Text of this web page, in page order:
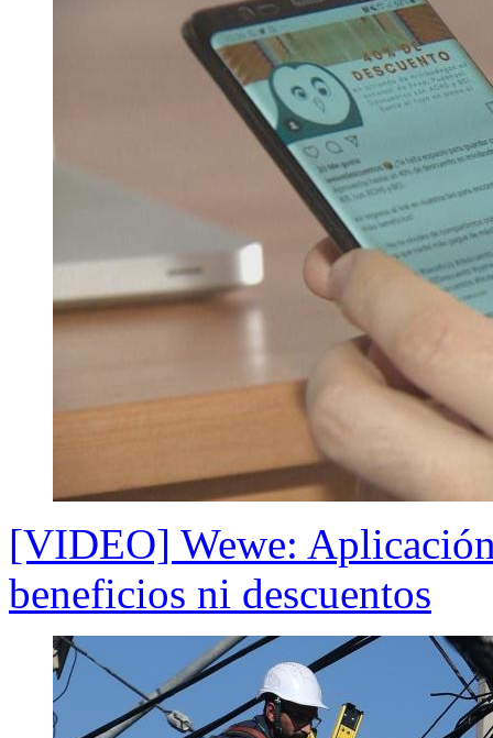
[VIDEO] Wewe:
beneficios ni descuentos